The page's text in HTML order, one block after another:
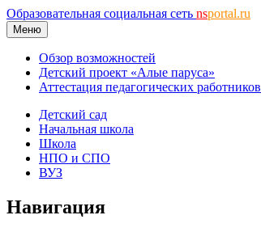
Образовательная социальная сеть nsportal.ru
Меню
Обзор возможностей
Детский проект «Алые паруса»
Аттестация педагогических работников
Детский сад
Начальная школа
Школа
НПО и СПО
ВУЗ
Навигация